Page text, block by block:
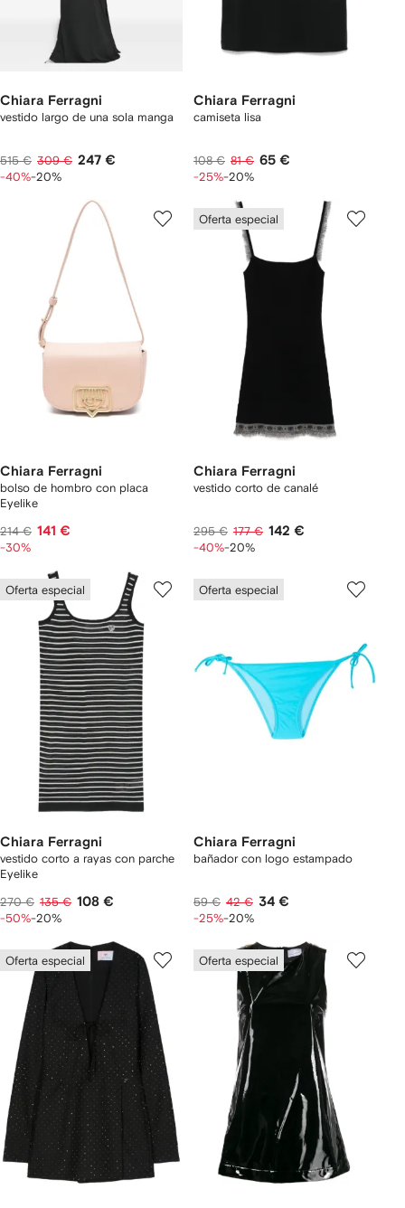
Chiara Ferragni
vestido largo de una sola manga
515 € 309 € 247 €
-40%-20%
Chiara Ferragni
camiseta lisa
108 € 81 € 65 €
-25%-20%
Chiara Ferragni
bolso de hombro con placa
Eyelike
214 € 141 €
-30%
Oferta especial
Chiara Ferragni
vestido corto de canalé
295 € 177 € 142 €
-40%-20%
Oferta especial
Chiara Ferragni
vestido corto a rayas con parche
Eyelike
270 € 135 € 108 €
-50%-20%
Oferta especial
Chiara Ferragni
bañador con logo estampado
59 € 42 € 34 €
-25%-20%
Oferta especial Oferta especial